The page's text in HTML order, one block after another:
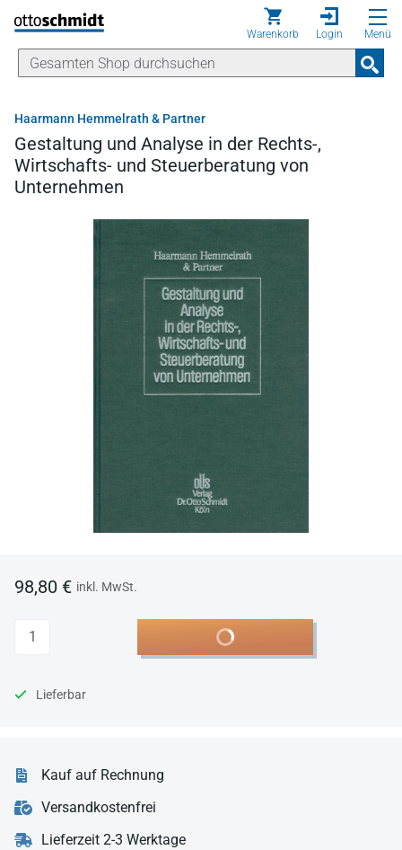
Direkt zum Inhalt
Warenkorb Login Menü
Haarmann Hemmelrath & Partner
Gestaltung und Analyse in der Rechts-,
Wirtschafts- und Steuerberatung von
Unternehmen
98,80 € inkl. MwSt.
Anzahl In den Warenkorb
Lieferbar
Kauf auf Rechnung
Versandkostenfrei
Lieferzeit 2-3 Werktage